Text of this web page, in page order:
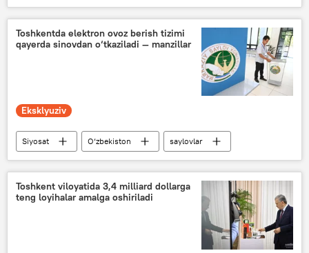
mahsulot
Oziq-ovqat
poyabzal
YeIK
Toshkentda elektron ovoz berish tizimi
qayerda sinovdan o‘tkaziladi — manzillar
Eksklyuziv
Siyosat O‘zbekiston
saylovlar
Toshkent
saylov uchastkasi
O‘zbekstonda parlament saylovlari — 2024
Toshkent viloyatida 3,4 milliard dollarga
teng loyihalar amalga oshiriladi